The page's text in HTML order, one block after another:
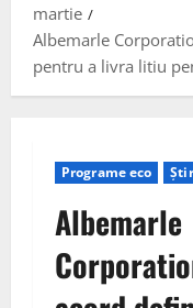
martie
Albemarle
pentru a livra litiu
Programe eco
Albemarle